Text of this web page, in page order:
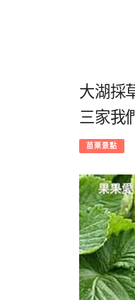
大湖採
三家我
苗栗景點